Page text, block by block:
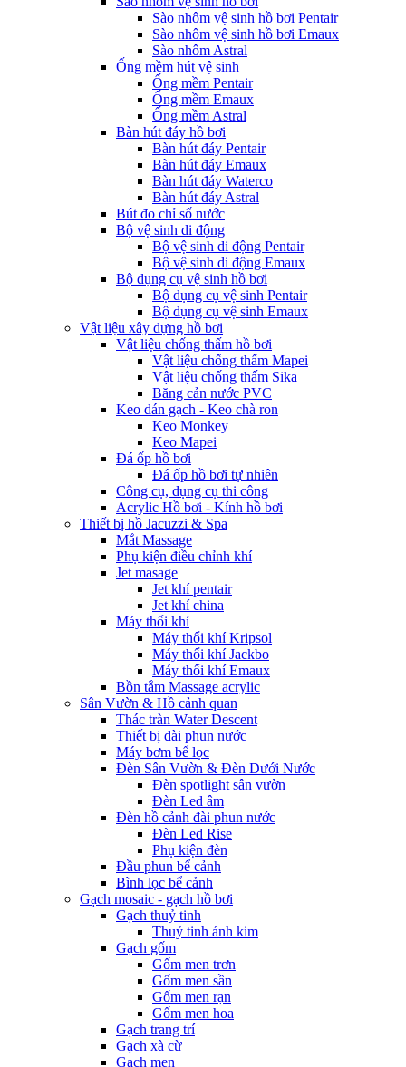
Sào nhôm vệ sinh hồ bơi Pentair
Sào nhôm vệ sinh hồ bơi Emaux
Sào nhôm Astral
Ống mềm hút vệ sinh
Ống mềm Pentair
Ống mềm Emaux
Ống mềm Astral
Bàn hút đáy hồ bơi
Bàn hút đáy Pentair
Bàn hút đáy Emaux
Bàn hút đáy Waterco
Bàn hút đáy Astral
Bút đo chỉ số nước
Bộ vệ sinh di động
Bộ vệ sinh di động Pentair
Bộ vệ sinh di động Emaux
Bộ dụng cụ vệ sinh hồ bơi
Bộ dụng cụ vệ sinh Pentair
Bộ dụng cụ vệ sinh Emaux
Vật liệu xây dựng hồ bơi
Vật liệu chống thấm hồ bơi
Vật liệu chống thấm Mapei
Vật liệu chống thấm Sika
Băng cản nước PVC
Keo dán gạch - Keo chà ron
Keo Monkey
Keo Mapei
Đá ốp hồ bơi
Đá ốp hồ bơi tự nhiên
Công cụ, dụng cụ thi công
Acrylic Hồ bơi - Kính hồ bơi
Thiết bị hồ Jacuzzi & Spa
Mắt Massage
Phụ kiện điều chỉnh khí
Jet masage
Jet khí pentair
Jet khí china
Máy thổi khí
Máy thổi khí Kripsol
Máy thổi khí Jackbo
Máy thổi khí Emaux
Bồn tắm Massage acrylic
Sân Vườn & Hồ cảnh quan
Thác tràn Water Descent
Thiết bị đài phun nước
Máy bơm bể lọc
Đèn Sân Vườn & Đèn Dưới Nước
Đèn spotlight sân vườn
Đèn Led âm
Đèn hồ cảnh đài phun nước
Đèn Led Rise
Phụ kiện đèn
Đầu phun bể cảnh
Bình lọc bể cảnh
Gạch mosaic - gạch hồ bơi
Gạch thuỷ tinh
Thuỷ tinh ánh kim
Gạch gốm
Gốm men trơn
Gốm men sần
Gốm men rạn
Gốm men hoa
Gạch trang trí
Gạch xà cừ
Gạch men